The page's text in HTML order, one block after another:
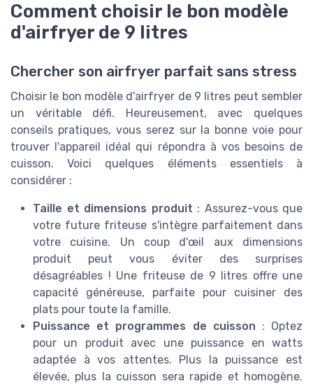
Comment choisir le bon modèle
d'airfryer de 9 litres
Chercher son airfryer parfait sans stress
Choisir le bon modèle d'airfryer de 9 litres peut sembler
un véritable défi. Heureusement, avec quelques
conseils pratiques, vous serez sur la bonne voie pour
trouver l'appareil idéal qui répondra à vos besoins de
cuisson. Voici quelques éléments essentiels à
considérer :
Taille et dimensions produit : Assurez-vous que
votre future friteuse s'intègre parfaitement dans
votre cuisine. Un coup d'œil aux dimensions
produit peut vous éviter des surprises
désagréables ! Une friteuse de 9 litres offre une
capacité généreuse, parfaite pour cuisiner des
plats pour toute la famille.
Puissance et programmes de cuisson : Optez
pour un produit avec une puissance en watts
adaptée à vos attentes. Plus la puissance est
élevée, plus la cuisson sera rapide et homogène.